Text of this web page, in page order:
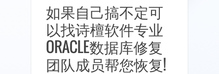
如果自己搞不定可
以找诗檀软件专业
ORACLE数据库修复
团队成员帮您恢复!